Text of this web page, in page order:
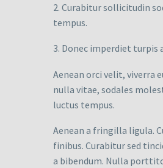
2. Curabitur sollicitudin
tempus.
3. Donec imperdiet turpis
Aenean orci velit, viverra
nulla vitae, sodales
luctus tempus.
Aenean a fringilla ligula.
finibus. Curabitur sed
a bibendum. Nulla